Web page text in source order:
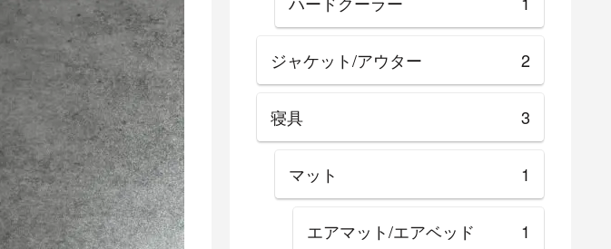
ジャケット/アウター 2
寝具 3
マット 1
エアマット/エアベッド 1